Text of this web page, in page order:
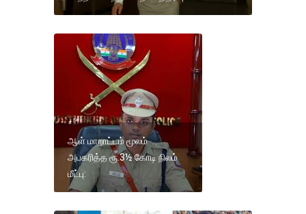
ஆள் மாறாட்டம் மூலம்
அபகரித்த ரூ.3½ கோடி நிலம்
மீட்பு: